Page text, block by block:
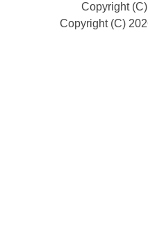
Copyright
Copyright (C)